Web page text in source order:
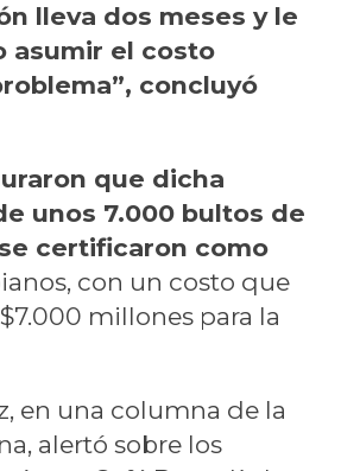
lleva dos meses y le
asumir el costo
concluyó
que dicha
unos 7.000 bultos de
certificaron como
con un costo que
millones para la
en una columna de la
alertó sobre los